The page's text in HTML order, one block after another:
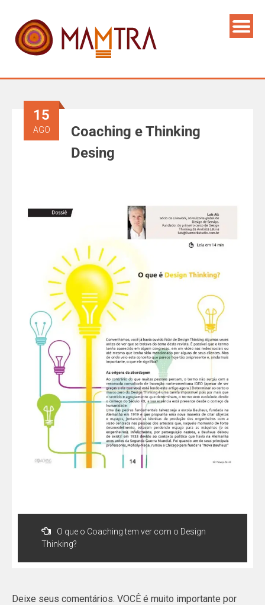
Coaching e Thinking
Desing
15
AGO
O que o Coaching tem ver com o Design
Thinking?
Deixe seus comentários. VOCÊ é muito importante por